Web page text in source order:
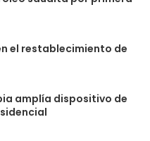
el restablecimiento de
amplía dispositivo de